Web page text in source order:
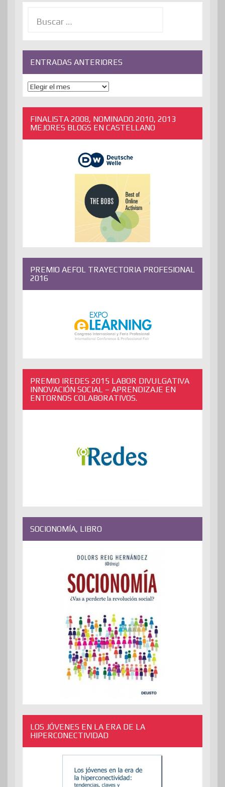
ENTRADAS ANTERIORES
ENTRADAS
ANTERIORES
FINALISTA 2008, NOMINADO 2010, 2013
MEJORES BLOGS EN CASTELLANO
PREMIO AEFOL TRAYECTORIA PROFESIONAL
2016
PREMIO IREDES 2015 LABOR DIVULGATIVA
INNOVACIÓN SOCIAL – APRENDIZAJE EN
ENTORNOS COLABORATIVOS.
SOCIONOMÍA, LIBRO
LOS JÓVENES EN LA ERA DE LA
HIPERCONECTIVIDAD